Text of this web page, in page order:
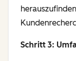
Schritt 3: